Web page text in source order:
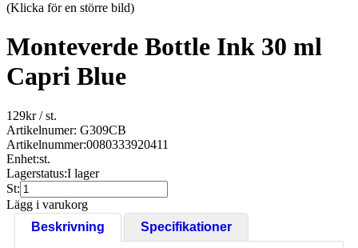
(Klicka för en större bild)
Monteverde Bottle Ink 30 ml
Capri Blue
129kr/ st.
Artikelnumer: G309CB
Artikelnummer:0080333920411
Enhet:st.
Lagerstatus:I lager
St:
Lägg i varukorg
Beskrivning
Specifikationer